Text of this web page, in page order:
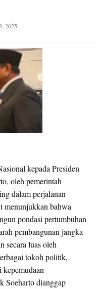
2025
kepada Presiden
oleh pemerintah
dalam perjalanan
menunjukkan bahwa
pondasi pertumbuhan
pembangunan jangka
secara luas oleh
tokoh politik,
kepemudaan
Soeharto dianggap